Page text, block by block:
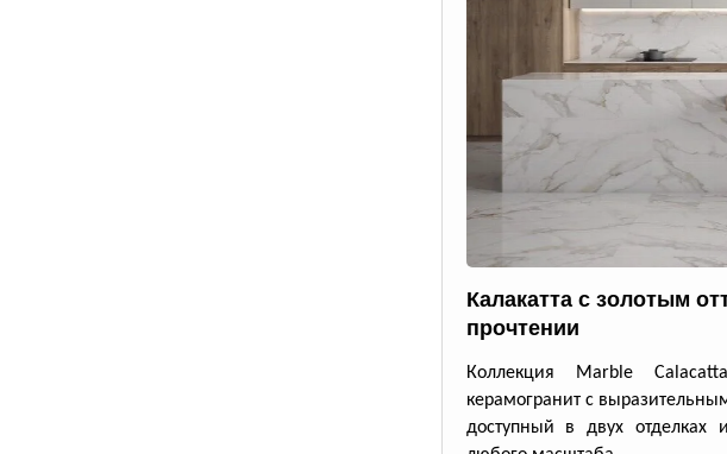
Калакатта с золотым
прочтении
Коллекция Marble
керамогранит с
доступный в двух отделках